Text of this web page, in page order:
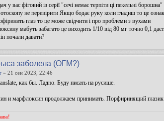
у вас фіговий із серії "сечі немає терпіти ці пекельні борошна"
не перевірити Якщо бодає руку коли гладиш то це
глаз то це може свідчити і про проблеми з вухами
мабуть забагато це виходить 1/10 від 80 мг точно 0,1
почали давати?
заболела (ОГМ?)
» 21 сен 2023, 22:46
как бы. Ладно. Буду писать на русише.
и марфлоксин продолжаем принимать. Порфиринящий